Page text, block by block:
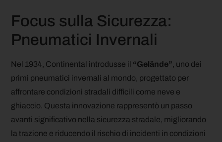
Focus sulla Sicurezza:
Pneumatici Invernali
Nel 1934, Continental introdusse il “Gelände”, uno dei
primi pneumatici invernali al mondo, progettato per
affrontare condizioni stradali difficili come neve e
ghiaccio. Questa innovazione rappresentò un passo
avanti significativo nella sicurezza stradale, migliorando
la trazione e riducendo il rischio di incidenti in condizioni